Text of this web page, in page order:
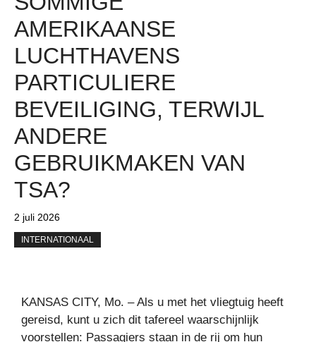
AMERIKAANSE
LUCHTHAVENS
PARTICULIERE
BEVEILIGING, TERWIJL
ANDERE
GEBRUIKMAKEN VAN
TSA?
2 juli 2026
INTERNATIONAAL
KANSAS CITY, Mo. – Als u met het vliegtuig heeft
gereisd, kunt u zich dit tafereel waarschijnlijk
voorstellen: Passagiers staan ​​in de rij om hun